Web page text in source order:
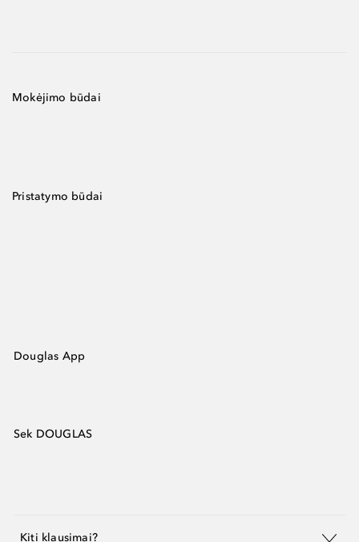
Mokėjimo būdai
Pristatymo būdai
Douglas App
Sek DOUGLAS
Kiti klausimai?